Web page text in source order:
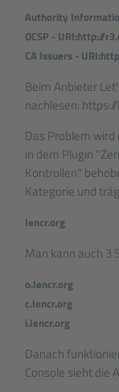
Authority
OCSP - URI:http://
CA Issuers -
Beim Anbieter
nachlesen:
Das Problem
in dem Plugin
Kontrollen"
Kategorie und
lencr.org
Man kann auch 3
o.lencr.org
c.lencr.org
i.lencr.org
Danach
Console sieht die